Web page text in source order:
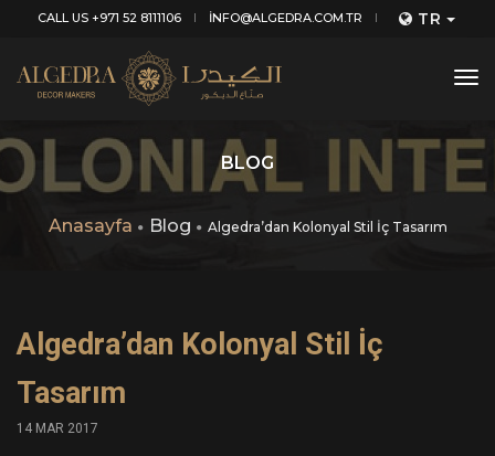
CALL US +971 52 8111106 INFO@ALGEDRA.COM.TR TR
BLOG
Anasayfa Blog Algedra’dan Kolonyal Stil İç Tasarım
Algedra’dan Kolonyal Stil İç
Tasarım
14 MAR 2017